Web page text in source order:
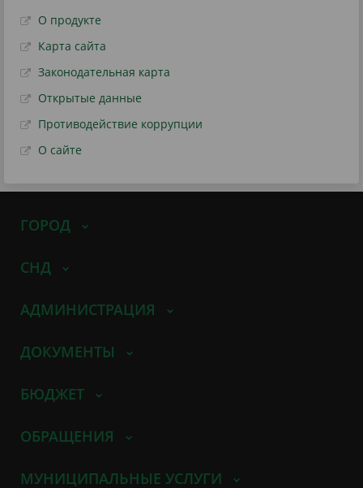
О продукте
Карта сайта
Законодательная карта
Открытые данные
Противодействие коррупции
О сайте
ГОРОД
СНД
АДМИНИСТРАЦИЯ
ДОКУМЕНТЫ
БЮДЖЕТ
ОБРАЩЕНИЯ
МУНИЦИПАЛЬНЫЕ УСЛУГИ